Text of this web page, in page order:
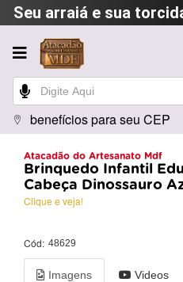
Seu arraiá e sua
benefícios para seu CEP
Atacadão do Artesanato Mdf
Brinquedo Infantil
Cabeça Dinossauro
Clique e veja!
Cód: 48629
Imagens Videos